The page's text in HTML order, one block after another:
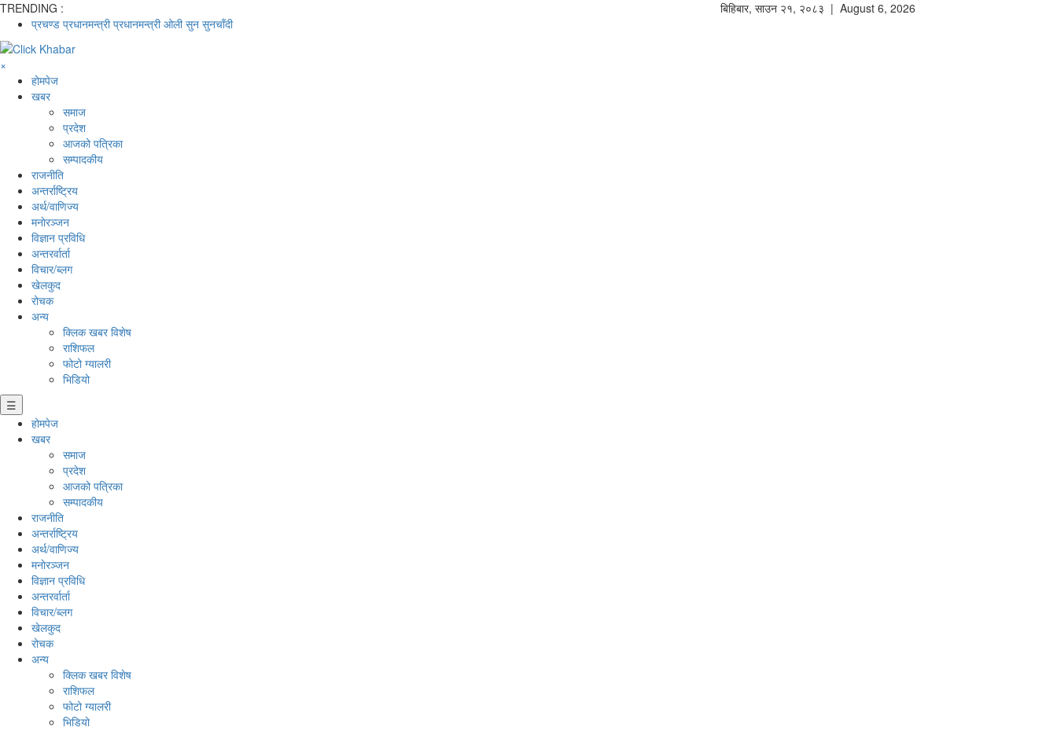
TRENDING :
प्रचण्ड प्रधानमन्त्री प्रधानमन्त्री ओली सुन सुनचाँदी
बिहिबार, साउन २१, २०८३ | August 6, 2026
×
होमपेज
खबर
समाज
प्रदेश
आजको पत्रिका
सम्पादकीय
राजनीति
अन्तर्राष्ट्रिय
अर्थ/वाणिज्य
मनाेरञ्जन
विज्ञान प्रविधि
अन्तरर्वार्ता
विचार/ब्लग
खेलकुद
रोचक
अन्य
क्लिक खबर विशेष
राशिफल
फोटो ग्यालरी
भिडियो
☰
होमपेज
खबर
समाज
प्रदेश
आजको पत्रिका
सम्पादकीय
राजनीति
अन्तर्राष्ट्रिय
अर्थ/वाणिज्य
मनाेरञ्जन
विज्ञान प्रविधि
अन्तरर्वार्ता
विचार/ब्लग
खेलकुद
रोचक
अन्य
क्लिक खबर विशेष
राशिफल
फोटो ग्यालरी
भिडियो